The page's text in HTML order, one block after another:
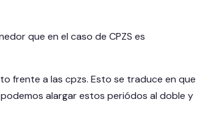
que en el caso de CPZS es
frente a las cpzs. Esto se traduce en que
alargar estos periódos al doble y